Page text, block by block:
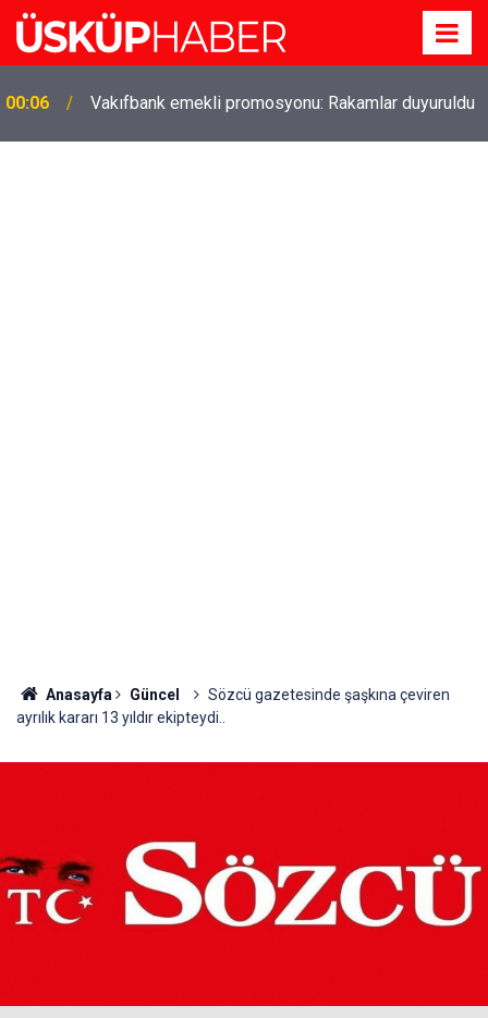
19:21
Gözde oldu! Hem köy hem mahalle hayatı iç içe!
Anasayfa Güncel
Sözcü gazetesinde şaşkına çeviren
ayrılık kararı 13 yıldır ekipteydi..